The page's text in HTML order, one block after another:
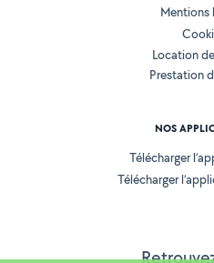
Mentions
Location
Prestation
NOS
Télécharger
Télécharger